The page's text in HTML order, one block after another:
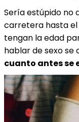
Sería estúpido no
carretera hasta
tengan la edad
hablar de sexo se
cuanto antes se